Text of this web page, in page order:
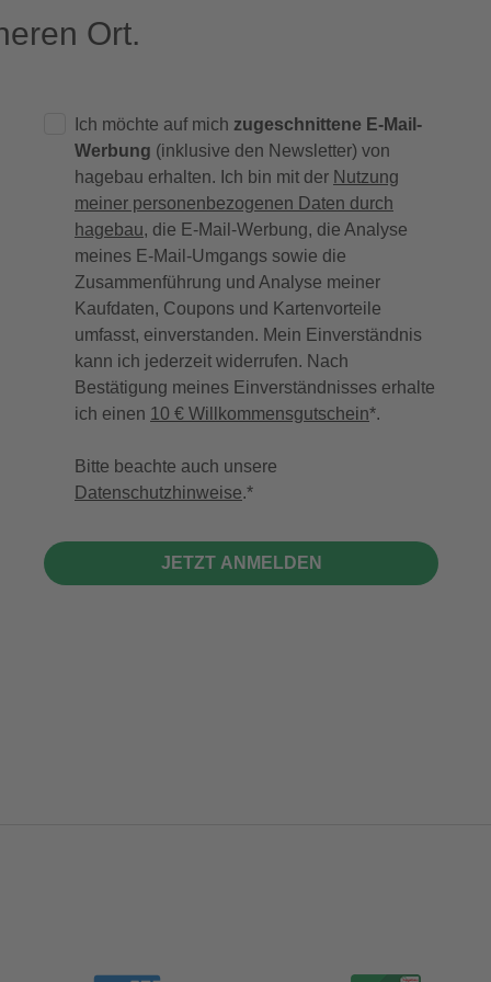
Ort.
Ich möchte auf mich zugeschnittene E-Mail-
Werbung (inklusive den Newsletter) von
hagebau erhalten. Ich bin mit der Nutzung
meiner personenbezogenen Daten durch
hagebau, die E-Mail-Werbung, die Analyse
meines E-Mail-Umgangs sowie die
Zusammenführung und Analyse meiner
Kaufdaten, Coupons und Kartenvorteile
umfasst, einverstanden. Mein Einverständnis
kann ich jederzeit widerrufen. Nach
Bestätigung meines Einverständnisses erhalte
ich einen 10 € Willkommensgutschein*.
Bitte beachte auch unsere
Datenschutzhinweise.
JETZT ANMELDEN